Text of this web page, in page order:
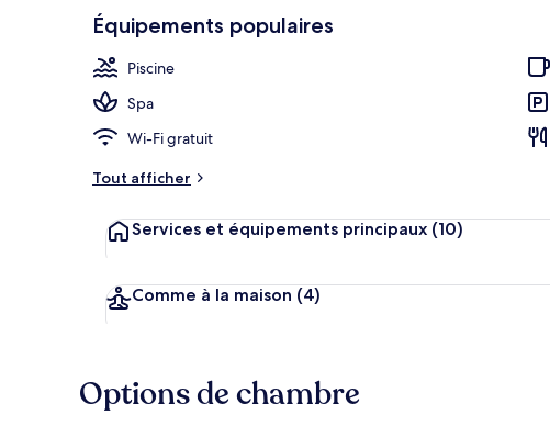
Équipements populaires
Piscine
Spa
Wi-Fi gratuit
Tout afficher
Services et équipements principaux (10)
Comme à la maison (4)
Options de chambre